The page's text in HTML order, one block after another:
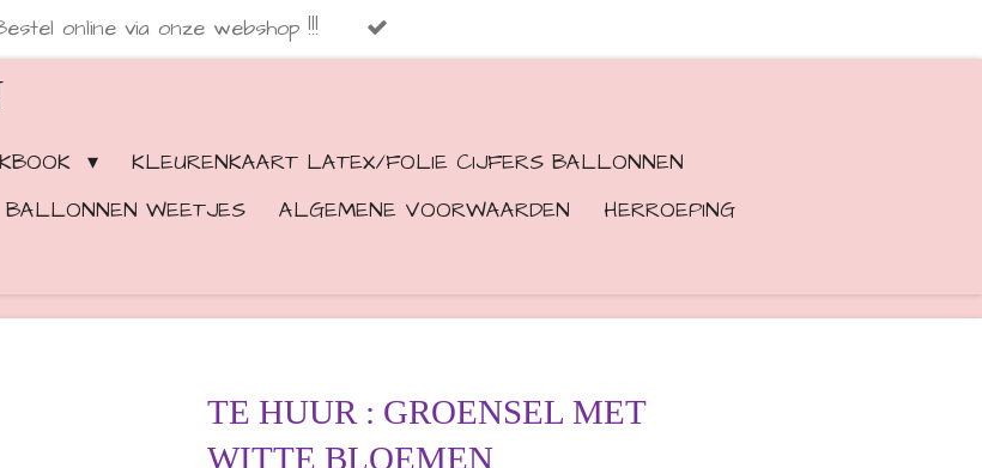
online via onze webshop !!!
KLEURENKAART LATEX/FOLIE CIJFERS BALLONNEN
BALLONNEN WEETJES ALGEMENE VOORWAARDEN HERROEPING
TE HUUR : GROENSEL MET
WITTE BLOEMEN